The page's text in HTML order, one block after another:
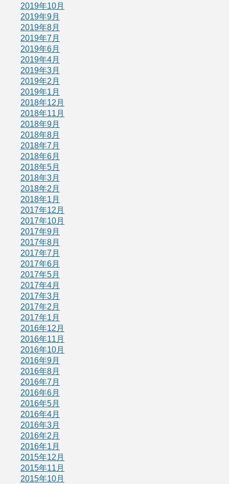
2019年10月
2019年9月
2019年8月
2019年7月
2019年6月
2019年4月
2019年3月
2019年2月
2019年1月
2018年12月
2018年11月
2018年9月
2018年8月
2018年7月
2018年6月
2018年5月
2018年3月
2018年2月
2018年1月
2017年12月
2017年10月
2017年9月
2017年8月
2017年7月
2017年6月
2017年5月
2017年4月
2017年3月
2017年2月
2017年1月
2016年12月
2016年11月
2016年10月
2016年9月
2016年8月
2016年7月
2016年6月
2016年5月
2016年4月
2016年3月
2016年2月
2016年1月
2015年12月
2015年11月
2015年10月